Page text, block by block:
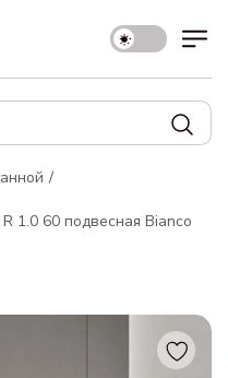
1.0 60 подвесная Bianco